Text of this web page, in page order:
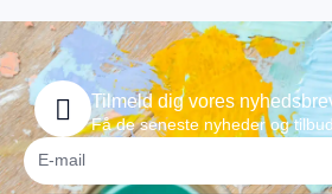
Tilmeld dig vores
Få de seneste nyheder og